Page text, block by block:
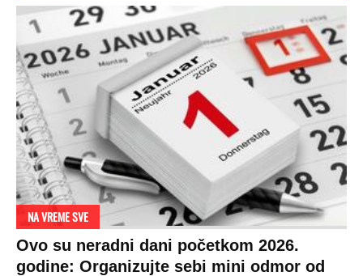
NA VREME SVE
Ovo su neradni dani početkom 2026.
godine: Organizujte sebi mini odmor od